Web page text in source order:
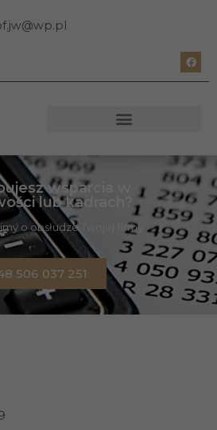
wsparcia w
lub kadrach?
o obsłudze Twojej firmy
506 037 251